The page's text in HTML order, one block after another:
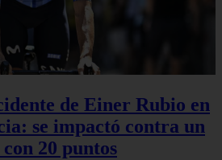
de Einer Rubio en
se impactó contra un
20 puntos